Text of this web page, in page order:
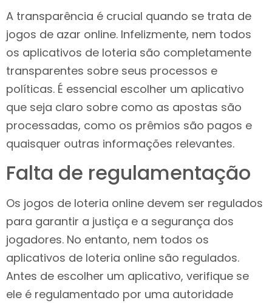
A transparência é crucial quando se trata de
jogos de azar online. Infelizmente, nem todos
os aplicativos de loteria são completamente
transparentes sobre seus processos e
políticas. É essencial escolher um aplicativo
que seja claro sobre como as apostas são
processadas, como os prêmios são pagos e
quaisquer outras informações relevantes.
Falta de regulamentação
Os jogos de loteria online devem ser regulados
para garantir a justiça e a segurança dos
jogadores. No entanto, nem todos os
aplicativos de loteria online são regulados.
Antes de escolher um aplicativo, verifique se
ele é regulamentado por uma autoridade